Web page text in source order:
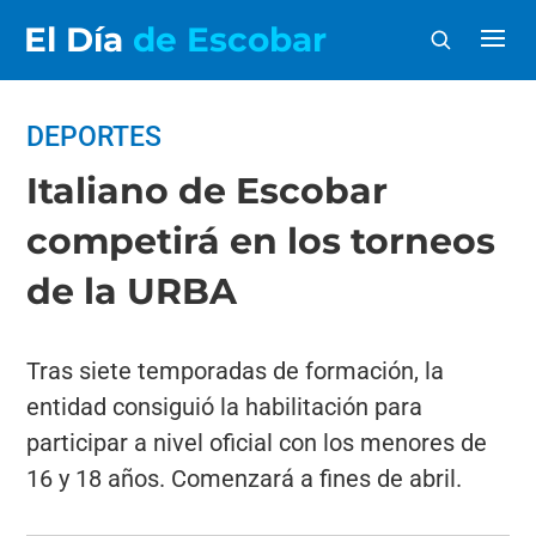
El Día de Escobar
DEPORTES
Italiano de Escobar
competirá en los torneos
de la URBA
Tras siete temporadas de formación, la
entidad consiguió la habilitación para
participar a nivel oficial con los menores de
16 y 18 años. Comenzará a fines de abril.